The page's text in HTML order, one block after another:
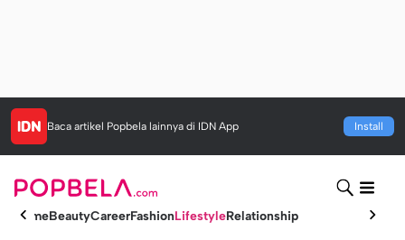
Baca artikel Popbela lainnya di IDN App Install
HomeBeautyCareerFashionLifestyleRelationship